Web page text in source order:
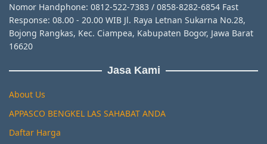
Nomor Handphone: 0812-522-7383 / 0858-8282-6854 Fast
Response: 08.00 - 20.00 WIB Jl. Raya Letnan Sukarna No.28,
Bojong Rangkas, Kec. Ciampea, Kabupaten Bogor, Jawa Barat
16620
Jasa Kami
About Us
APPASCO BENGKEL LAS SAHABAT ANDA
Daftar Harga